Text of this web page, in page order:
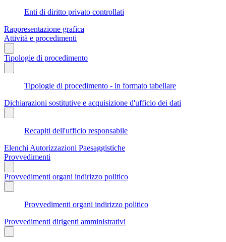
Enti di diritto privato controllati
Rappresentazione grafica
Attività e procedimenti
Tipologie di procedimento
Tipologie di procedimento - in formato tabellare
Dichiarazioni sostitutive e acquisizione d'ufficio dei dati
Recapiti dell'ufficio responsabile
Elenchi Autorizzazioni Paesaggistiche
Provvedimenti
Provvedimenti organi indirizzo politico
Provvedimenti organi indirizzo politico
Provvedimenti dirigenti amministrativi